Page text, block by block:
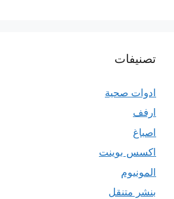
تصنيفات
ادوات صحية
ارفف
اصباغ
اكسس بوينت
المونيوم
بنشر متنقل